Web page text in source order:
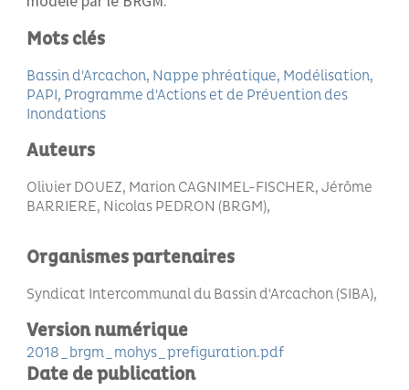
Mots clés
Bassin d'Arcachon Nappe phréatique Modélisation
PAPI Programme d'Actions et de Prévention des
Inondations
Auteurs
Olivier DOUEZ, Marion CAGNIMEL-FISCHER, Jérôme
BARRIERE, Nicolas PEDRON (BRGM)
Organismes partenaires
Syndicat Intercommunal du Bassin d'Arcachon (SIBA)
Version numérique
2018_brgm_mohys_prefiguration.pdf
Date de publication